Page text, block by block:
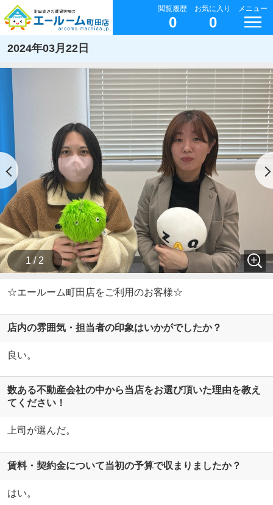
閲覧履歴
0
お気に入り
0
メニュー
2024年03月22日
1 / 2
☆エールーム町田店をご利用のお客様☆
店内の雰囲気・担当者の印象はいかがでしたか？
良い。
数ある不動産会社の中から当店をお選び頂いた理由を教え
てください！
上司が選んだ。
賃料・契約金について当初の予算で収まりましたか？
はい。